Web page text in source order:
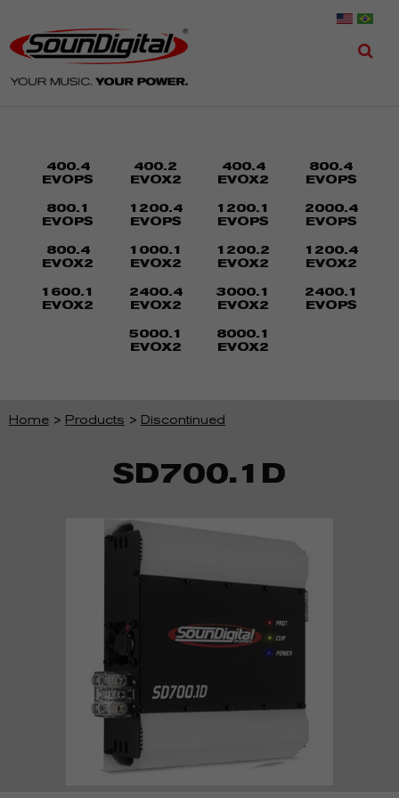
400.4
EVOPS
400.2
EVOX2
400.4
EVOX2
800.4
EVOPS
800.1
EVOPS
1200.4
EVOPS
1200.1
EVOPS
2000.4
EVOPS
800.4
EVOX2
1000.1
EVOX2
1200.2
EVOX2
1200.4
EVOX2
1600.1
EVOX2
2400.4
EVOX2
3000.1
EVOX2
2400.1
EVOPS
5000.1
EVOX2
8000.1
EVOX2
Home > Products > Discontinued
SD700.1D